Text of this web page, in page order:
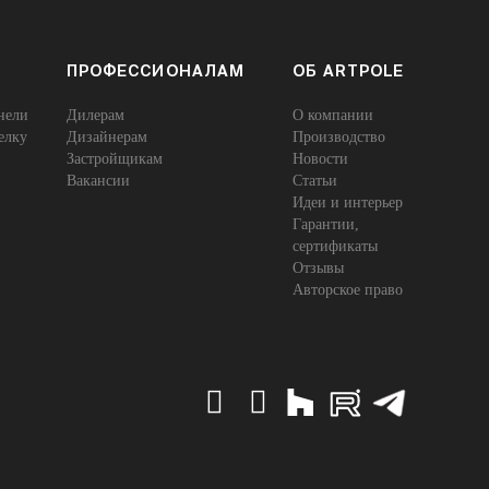
ПРОФЕССИОНАЛАМ
Дилерам
Дизайнерам
Застройщикам
Вакансии
ОБ ARTPOLE
О компании
Производство
Новости
Статьи
Идеи и интерьер
Гарантии,
сертификаты
Отзывы
Авторское право